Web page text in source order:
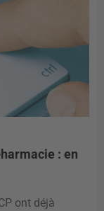
: en
ont déjà